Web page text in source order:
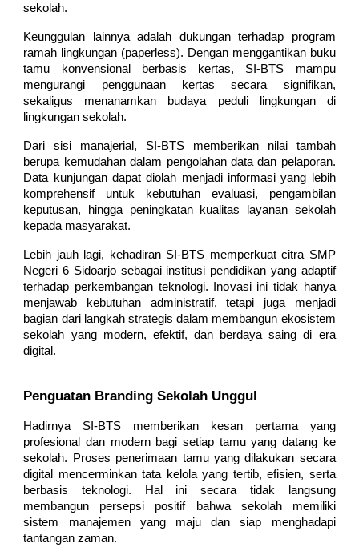
sekolah.
Keunggulan lainnya adalah dukungan terhadap program
ramah lingkungan (paperless). Dengan menggantikan buku
tamu konvensional berbasis kertas, SI-BTS mampu
mengurangi penggunaan kertas secara signifikan,
sekaligus menanamkan budaya peduli lingkungan di
lingkungan sekolah.
Dari sisi manajerial, SI-BTS memberikan nilai tambah
berupa kemudahan dalam pengolahan data dan pelaporan.
Data kunjungan dapat diolah menjadi informasi yang lebih
komprehensif untuk kebutuhan evaluasi, pengambilan
keputusan, hingga peningkatan kualitas layanan sekolah
kepada masyarakat.
Lebih jauh lagi, kehadiran SI-BTS memperkuat citra SMP
Negeri 6 Sidoarjo sebagai institusi pendidikan yang adaptif
terhadap perkembangan teknologi. Inovasi ini tidak hanya
menjawab kebutuhan administratif, tetapi juga menjadi
bagian dari langkah strategis dalam membangun ekosistem
sekolah yang modern, efektif, dan berdaya saing di era
digital.
Penguatan Branding Sekolah Unggul
Hadirnya SI-BTS memberikan kesan pertama yang
profesional dan modern bagi setiap tamu yang datang ke
sekolah. Proses penerimaan tamu yang dilakukan secara
digital mencerminkan tata kelola yang tertib, efisien, serta
berbasis teknologi. Hal ini secara tidak langsung
membangun persepsi positif bahwa sekolah memiliki
sistem manajemen yang maju dan siap menghadapi
tantangan zaman.